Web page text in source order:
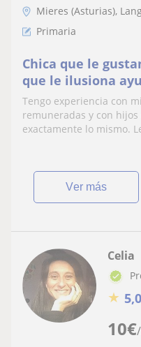
Mieres (Asturias),
Primaria
Chica que le
que le ilusiona
y exámenes de
experiencia.
Tengo experiencia con
remuneradas y con
exactamente lo mismo.
ver más
10€
Celia
★ 5,0